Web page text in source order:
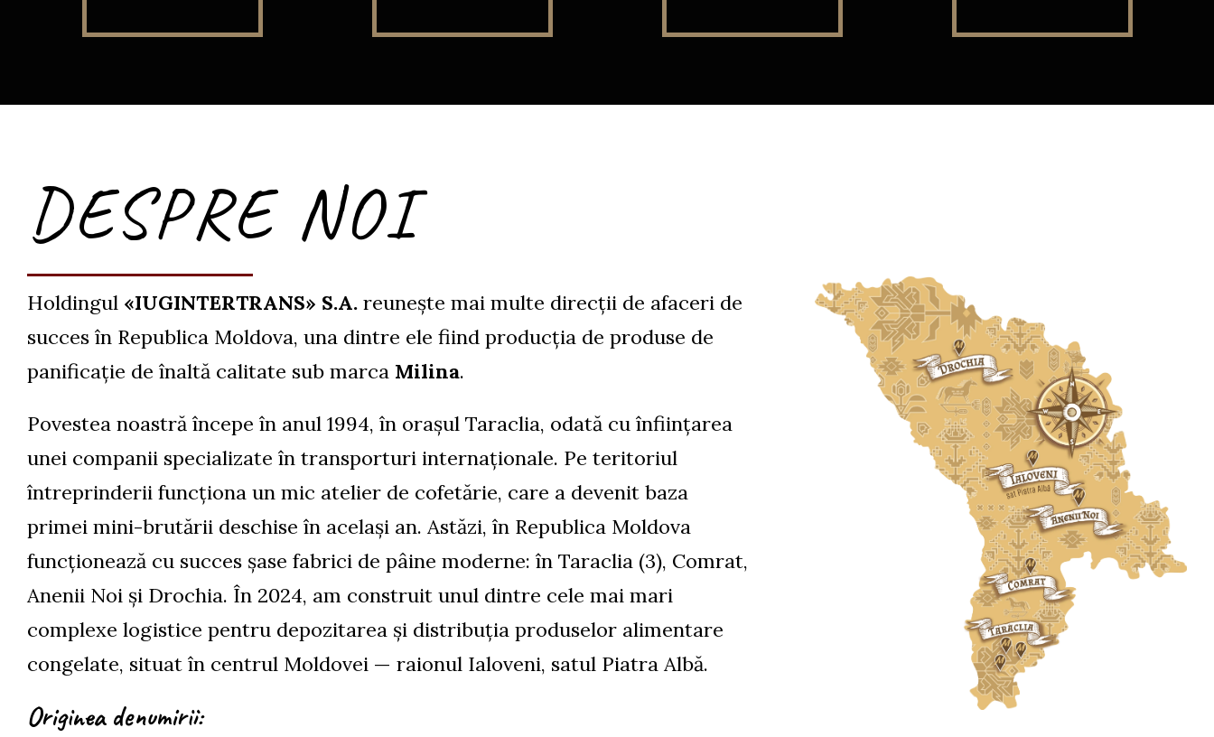
DESPRE NOI
Holdingul «IUGINTERTRANS» S.A. reunește mai multe direcții de afaceri de
succes în Republica Moldova, una dintre ele fiind producția de produse de
panificație de înaltă calitate sub marca Milina.
Povestea noastră începe în anul 1994, în orașul Taraclia, odată cu înființarea
unei companii specializate în transporturi internaționale. Pe teritoriul
întreprinderii funcționa un mic atelier de cofetărie, care a devenit baza
primei mini-brutării deschise în același an. Astăzi, în Republica Moldova
funcționează cu succes șase fabrici de pâine moderne: în Taraclia (3), Comrat,
Anenii Noi și Drochia. În 2024, am construit unul dintre cele mai mari
complexe logistice pentru depozitarea și distribuția produselor alimentare
congelate, situat în centrul Moldovei — raionul Ialoveni, satul Piatra Albă.
Originea denumirii: